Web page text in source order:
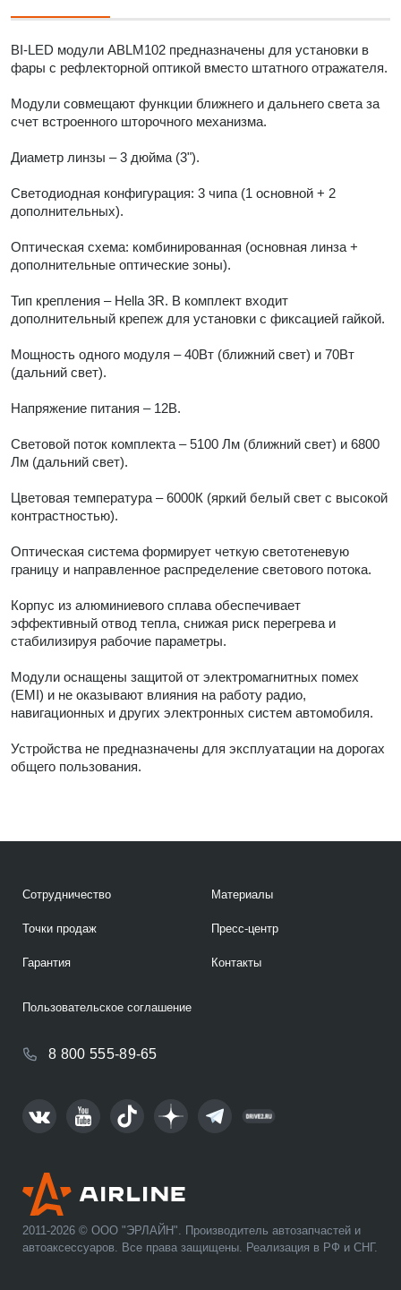
BI-LED модули ABLM102 предназначены для установки в
фары с рефлекторной оптикой вместо штатного отражателя.
Модули совмещают функции ближнего и дальнего света за
счет встроенного шторочного механизма.
Диаметр линзы – 3 дюйма (3").
Светодиодная конфигурация: 3 чипа (1 основной + 2
дополнительных).
Оптическая схема: комбинированная (основная линза +
дополнительные оптические зоны).
Тип крепления – Hella 3R. В комплект входит
дополнительный крепеж для установки с фиксацией гайкой.
Мощность одного модуля – 40Вт (ближний свет) и 70Вт
(дальний свет).
Напряжение питания – 12В.
Световой поток комплекта – 5100 Лм (ближний свет) и 6800
Лм (дальний свет).
Цветовая температура – 6000К (яркий белый свет с высокой
контрастностью).
Оптическая система формирует четкую светотеневую
границу и направленное распределение светового потока.
Корпус из алюминиевого сплава обеспечивает
эффективный отвод тепла, снижая риск перегрева и
стабилизируя рабочие параметры.
Модули оснащены защитой от электромагнитных помех
(EMI) и не оказывают влияния на работу радио,
навигационных и других электронных систем автомобиля.
Устройства не предназначены для эксплуатации на дорогах
общего пользования.
2011-2026 © ООО "ЭРЛАЙН". Производитель автозапчастей и
автоаксессуаров. Все права защищены. Реализация в РФ и СНГ.
Сотрудничество
Точки продаж
Гарантия
Материалы
Пресс-центр
Контакты
8 800 555-89-65
Пользовательское соглашение